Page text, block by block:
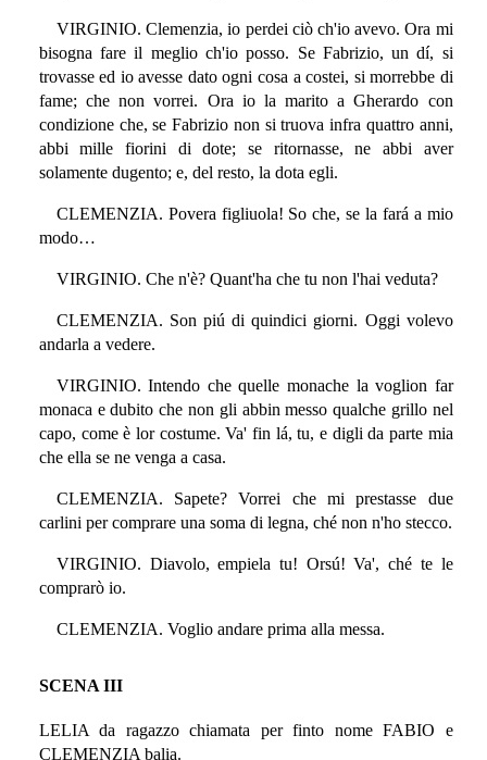
VIRGINIO. Clemenzia, io perdei ciò ch'io avevo. Ora mi
bisogna fare il meglio ch'io posso. Se Fabrizio, un dí, si
trovasse ed io avesse dato ogni cosa a costei, si morrebbe di
fame; che non vorrei. Ora io la marito a Gherardo con
condizione che, se Fabrizio non si truova infra quattro anni,
abbi mille fiorini di dote; se ritornasse, ne abbi aver
solamente dugento; e, del resto, la dota egli.
CLEMENZIA. Povera figliuola! So che, se la fará a mio
modo…
VIRGINIO. Che n'è? Quant'ha che tu non l'hai veduta?
CLEMENZIA. Son piú di quindici giorni. Oggi volevo
andarla a vedere.
VIRGINIO. Intendo che quelle monache la voglion far
monaca e dubito che non gli abbin messo qualche grillo nel
capo, come è lor costume. Va' fin lá, tu, e digli da parte mia
che ella se ne venga a casa.
CLEMENZIA. Sapete? Vorrei che mi prestasse due
carlini per comprare una soma di legna, ché non n'ho stecco.
VIRGINIO. Diavolo, empiela tu! Orsú! Va', ché te le
comprarò io.
CLEMENZIA. Voglio andare prima alla messa.
SCENA III
LELIA da ragazzo chiamata per finto nome FABIO e
CLEMENZIA balia.